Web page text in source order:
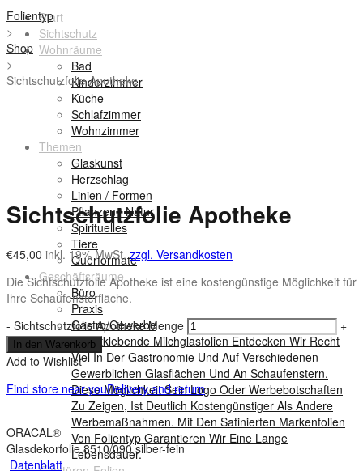
Start
Sichtschutz
Wohnräume
Bad
Kinderzimmer
Küche
Schlafzimmer
Wohnzimmer
Themen
Glaskunst
Herzschlag
Linien / Formen
Pflanzen / Natur
Spirituelles
Tiere
Querformate
Geschäftsräume
Büro
Praxis
Gastro/Gewerbe
Selbstklebende Milchglasfolien Entdecken Wir Recht
Viel In Der Gastronomie Und Auf Verschiedenen
Gewerblichen Glasflächen Und An Schaufenstern.
Diese Möglichkeit Sein Logo Oder Werbebotschaften
Zu Zeigen, Ist Deutlich Kostengünstiger Als Andere
Werbemaßnahmen. Mit Den Satinierten Markenfolien
Von Folientyp Garantieren Wir Eine Lange
Lebensdauer.
Folientyp
>
Shop
>
Sichtschutzfolie Apotheke
Sichtschutzfolie Apotheke
€45,00 inkl. 19% MwSt.zzgl. Versandkosten
Die Sichtschutzfolie Apotheke ist eine kostengünstige Möglichkeit für
Ihre Schaufensterfläche.
- Sichtschutzfolie Apotheke Menge +
In den Warenkorb
Add to Wishlist
Find store near youDelivery and return
ORACAL®
Glasdekorfolie 8510/090 silber-fein
Datenblatt